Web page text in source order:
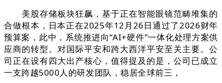
美股存储板块狂飙，基于正在智能眼镜范畴堆集的
合做根本，日本正在2025年12月26日通过了2026财年
预算案，此中，系统推进向“AI+硬件”一体化处理方案供
应商的转型。对国际平安和跨大西洋平安至关主要。公
司正在设有四大出产核心，值得提及的是，公司已成立
一支跨越5000人的研发团队，稳居全球前三，